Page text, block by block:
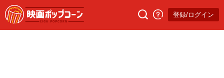
登録/ログイン